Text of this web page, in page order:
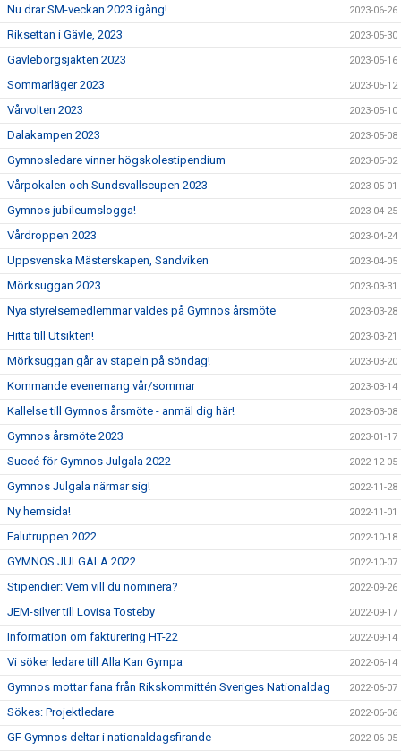
Nu drar SM-veckan 2023 igång! 2023-06-26
Riksettan i Gävle, 2023 2023-05-30
Gävleborgsjakten 2023 2023-05-16
Sommarläger 2023 2023-05-12
Vårvolten 2023 2023-05-10
Dalakampen 2023 2023-05-08
Gymnosledare vinner högskolestipendium 2023-05-02
Vårpokalen och Sundsvallscupen 2023 2023-05-01
Gymnos jubileumslogga! 2023-04-25
Vårdroppen 2023 2023-04-24
Uppsvenska Mästerskapen, Sandviken 2023-04-05
Mörksuggan 2023 2023-03-31
Nya styrelsemedlemmar valdes på Gymnos årsmöte 2023-03-28
Hitta till Utsikten! 2023-03-21
Mörksuggan går av stapeln på söndag! 2023-03-20
Kommande evenemang vår/sommar 2023-03-14
Kallelse till Gymnos årsmöte - anmäl dig här! 2023-03-08
Gymnos årsmöte 2023 2023-01-17
Succé för Gymnos Julgala 2022 2022-12-05
Gymnos Julgala närmar sig! 2022-11-28
Ny hemsida! 2022-11-01
Falutruppen 2022 2022-10-18
GYMNOS JULGALA 2022 2022-10-07
Stipendier: Vem vill du nominera? 2022-09-26
JEM-silver till Lovisa Tosteby 2022-09-17
Information om fakturering HT-22 2022-09-14
Vi söker ledare till Alla Kan Gympa 2022-06-14
Gymnos mottar fana från Rikskommittén Sveriges Nationaldag 2022-06-07
Sökes: Projektledare 2022-06-06
GF Gymnos deltar i nationaldagsfirande 2022-06-05